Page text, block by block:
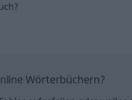
Wörterbüchern?